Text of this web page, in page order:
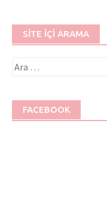
SITE İÇI ARAMA
Arama:
FACEBOOK